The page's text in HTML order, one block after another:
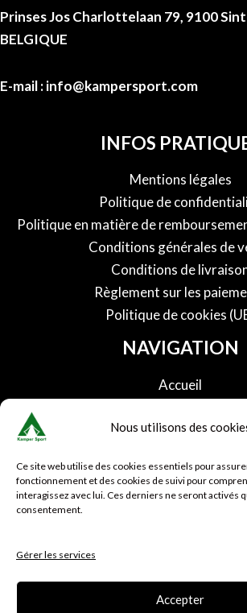
Nous utilisons des
Ce site web utilise des cookies essentiels pour
fonctionnement et des cookies de suivi pour
interagissez avec lui. Ces derniers ne seront activés
consentement.
Gérer les services
Accepter
Prinses Jos Charlottelaan 79, 9100
BELGIQUE
E-mail : info@kampersport.com
INFOS
Mentions légales
Politique de
Politique en matière de
Conditions générales de
Conditions de
Règlement sur les
Politique de cookies
NAVIGATION
Accueil
Panier
Nous contacter
Faq